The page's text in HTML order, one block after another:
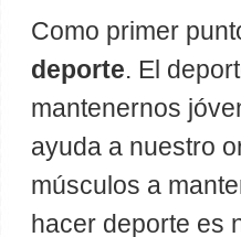
Como primer
deporte. El
mantenernos
ayuda a nuestro
músculos a
hacer deporte es